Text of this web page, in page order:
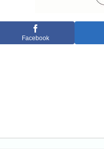
Facebook